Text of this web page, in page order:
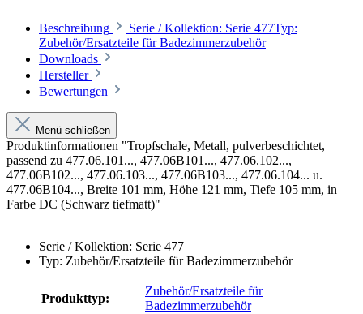
Beschreibung
Serie / Kollektion: Serie 477Typ:
Zubehör/Ersatzteile für Badezimmerzubehör
Downloads
Hersteller
Bewertungen
Menü schließen
Produktinformationen "Tropfschale, Metall, pulverbeschichtet,
passend zu 477.06.101..., 477.06B101..., 477.06.102...,
477.06B102..., 477.06.103..., 477.06B103..., 477.06.104... u.
477.06B104..., Breite 101 mm, Höhe 121 mm, Tiefe 105 mm, in
Farbe DC (Schwarz tiefmatt)"
Serie / Kollektion: Serie 477
Typ: Zubehör/Ersatzteile für Badezimmerzubehör
Produkttyp:
Zubehör/Ersatzteile für
Badezimmerzubehör